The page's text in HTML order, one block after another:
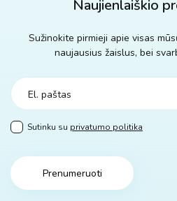
Naujienlaiškio
Sužinokite pirmieji apie visas
naujausius žaislus, bei
Sutinku su privatumo politika
Prenumeruoti